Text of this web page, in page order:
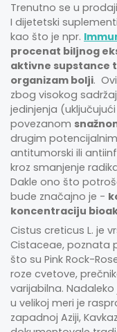
Trenutno se u
I dijetetski
kao što je npr.
procenat biljnog
aktivne supstance
organizam bolji.
zbog visokog
jedinjenja
povezanom
drugim
antitumorski ili
kroz smanjenje
Dakle ono što
bude značajno je -
koncentraciju
Cistus creticus L. je
Cistaceae, poznata
što su Pink Rock-
roze cvetove,
varijabilna.
u velikoj meri je
zapadnoj Aziji,